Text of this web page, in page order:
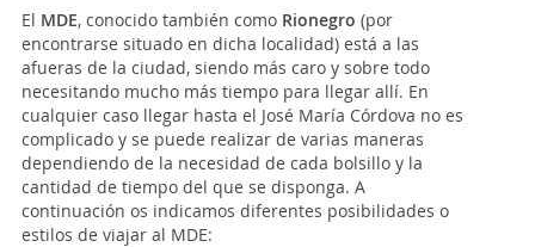
El MDE, conocido también como Rionegro (por
encontrarse situado en dicha localidad) está a las
afueras de la ciudad, siendo más caro y sobre todo
necesitando mucho más tiempo para llegar allí. En
cualquier caso llegar hasta el José María Córdova no es
complicado y se puede realizar de varias maneras
dependiendo de la necesidad de cada bolsillo y la
cantidad de tiempo del que se disponga. A
continuación os indicamos diferentes posibilidades o
estilos de viajar al MDE: